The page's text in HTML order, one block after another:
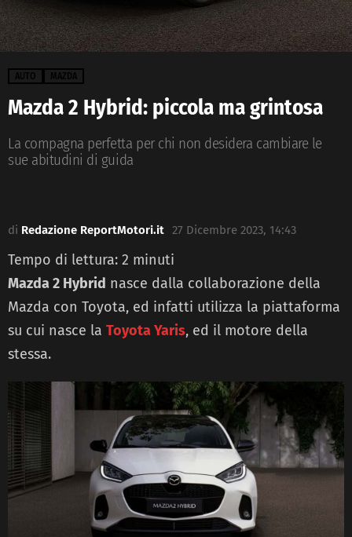
AUTO MAZDA
Mazda 2 Hybrid: piccola ma grintosa
La compagna perfetta per chi non desidera cambiare le
sue abitudini di guida
di Redazione ReportMotori.it 27 Dicembre 2023, 14:43
Tempo di lettura: 2 minuti
Mazda 2 Hybrid nasce dalla collaborazione della
Mazda con Toyota, ed infatti utilizza la piattaforma
su cui nasce la Toyota Yaris, ed il motore della
stessa.